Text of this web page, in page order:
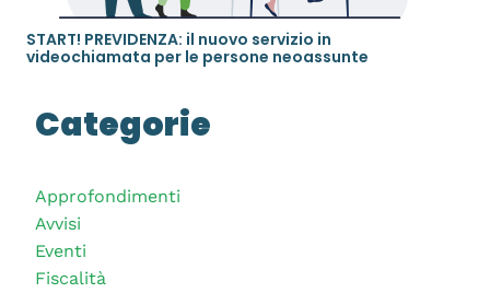
START! PREVIDENZA: il nuovo servizio in
videochiamata per le persone neoassunte
Categorie
Approfondimenti
Avvisi
Eventi
Fiscalità